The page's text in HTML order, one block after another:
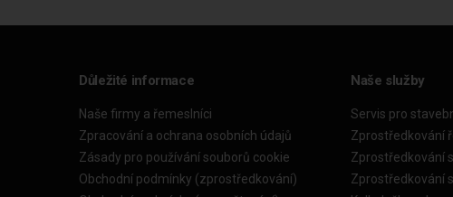
Důležité informace
Naše firmy a řemeslníci
Zpracování a ochrana osobních údajů
Zásady pro používání souborů cookie
Obchodní podmínky (zprostředkování)
Naše služby
Servis pro
Zprostředkování
Zprostředkování
Zprostředkování